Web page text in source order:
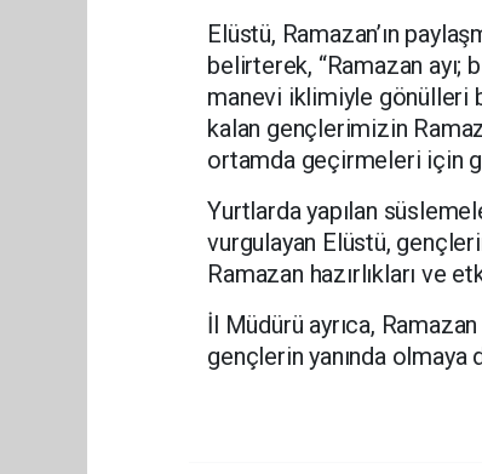
Elüstü, Ramazan’ın
belirterek, “Ramazan ayı;
manevi iklimiyle gönülleri
kalan gençlerimizin
ortamda geçirmeleri için
Yurtlarda yapılan
vurgulayan Elüstü,
Ramazan hazırlıkları ve
İl Müdürü ayrıca,
gençlerin yanında